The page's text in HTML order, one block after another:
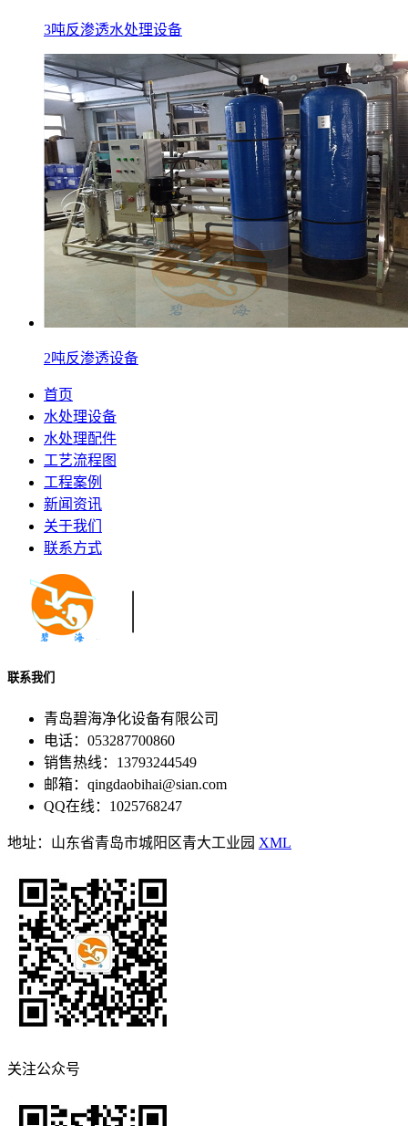
3吨反渗透水处理设备
2吨反渗透设备
首页
水处理设备
水处理配件
工艺流程图
工程案例
新闻资讯
关于我们
联系方式
联系我们
青岛碧海净化设备有限公司
电话：053287700860
销售热线：13793244549
邮箱：qingdaobihai@sian.com
QQ在线：1025768247
地址：山东省青岛市城阳区青大工业园 XML
关注公众号